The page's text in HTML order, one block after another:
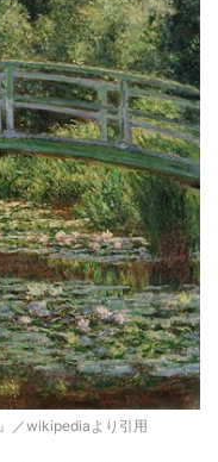
／wikipediaより引用